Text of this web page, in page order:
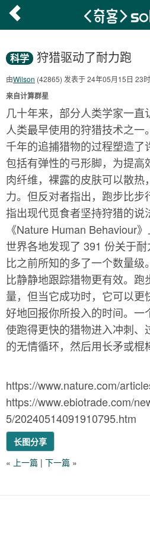
科学 狩猎驱动了耐力跑
由Wilson (42865) 发表于 24年05月15日 23
来自计算群星
几十年来，部分人类学家一直
人类最早使用的狩猎技术之一
千年的追捕猎物的过程塑造了
包括有弹性的弓形脚，为提
肉纤维，裸露的皮肤可以散热
力。但反对者指出，跑步比步
指出现代觅食者坚持狩猎的说
《Nature Human Behaviour
世界各地发现了 391 份关于
比之前所知的多了一个数量
比静静地跟踪猎物更有效。
量，但当它成功时，它可以更
好地回报你所投入的时间。一
使跑得更快的猎物进入冲刺、
的无情循环，然后用长矛或棍
https://www.nature.com/
https://www.ebiotrade.com/
5/20240514091910795.htm
长图分享
« 上一篇 | 下一篇 »